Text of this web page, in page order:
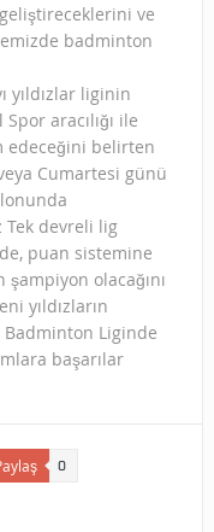
ve
badminton
yıldızlar liginin
aracılığı ile
edeceğini belirten
Cumartesi günü
Tek devreli lig
puan sistemine
şampiyon olacağını
yıldızların
Badminton Liginde
başarılar
0